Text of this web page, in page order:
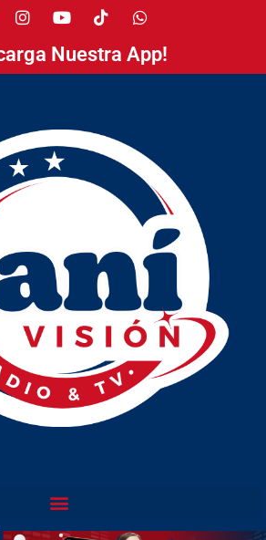
Nuestra App!